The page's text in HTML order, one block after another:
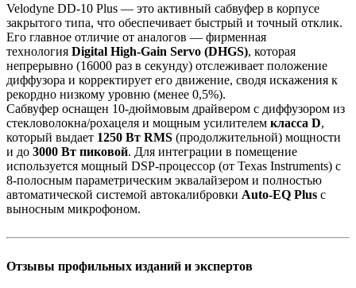
Velodyne DD-10 Plus — это активный сабвуфер в корпусе
закрытого типа, что обеспечивает быстрый и точный отклик.
Его главное отличие от аналогов — фирменная
технология Digital High-Gain Servo (DHGS), которая
непрерывно (16000 раз в секунду) отслеживает положение
диффузора и корректирует его движение, сводя искажения к
рекордно низкому уровню (менее 0,5%).
Сабвуфер оснащен 10-дюймовым драйвером с диффузором из
стекловолокна/рохацеля и мощным усилителем класса D,
который выдает 1250 Вт RMS (продолжительной) мощности
и до 3000 Вт пиковой. Для интеграции в помещение
используется мощный DSP-процессор (от Texas Instruments) с
8-полосным параметрическим эквалайзером и полностью
автоматической системой автокалибровки Auto-EQ Plus с
выносным микрофоном.
Отзывы профильных изданий и экспертов